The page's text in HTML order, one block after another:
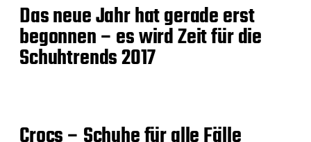
Das neue Jahr hat gerade erst
begonnen – es wird Zeit für die
Schuhtrends 2017